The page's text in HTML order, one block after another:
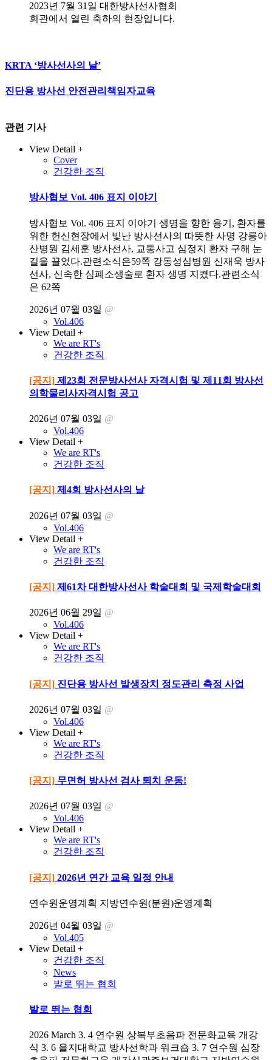
2023년 7월 31일 대한방사선사협회
회관에서 열린 축하의 현장입니다.
KRTA ‘방사선사의 날’
진단용 방사선 안전관리책임자교육
관련 기사
View Detail +
Cover
건강한 조직
방사협보 Vol. 406 표지 이야기
방사협보 Vol. 406 표지 이야기 생명을 향한 용기, 환자를
위한 헌신현장에서 빛난 방사선사의 따뜻한 사명 강릉아
산병원 김세훈 방사선사, 교통사고 심정지 환자 구해 눈
길을 끌었다.관련소식은59쪽 강동성심병원 신재욱 방사
선사, 신속한 심폐소생술로 환자 생명 지켰다.관련소식
은 62쪽
2026년 07월 03일 @
Vol.406
View Detail +
We are RT's
건강한 조직
[공지] 제23회 전문방사선사 자격시험 및 제11회 방사선
의학물리사자격시험 공고
2026년 07월 03일 @
Vol.406
View Detail +
We are RT's
건강한 조직
[공지] 제4회 방사선사의 날
2026년 07월 03일 @
Vol.406
View Detail +
We are RT's
건강한 조직
[공지] 제61차 대한방사선사 학술대회 및 국제학술대회
2026년 06월 29일 @
Vol.406
View Detail +
We are RT's
건강한 조직
[공지] 진단용 방사선 발생장치 정도관리 측정 사업
2026년 07월 03일 @
Vol.406
View Detail +
We are RT's
건강한 조직
[공지] 무면허 방사선 검사 퇴치 운동!
2026년 07월 03일 @
Vol.406
View Detail +
We are RT's
건강한 조직
[공지] 2026년 연간 교육 일정 안내
연수원운영계획 지방연수원(분원)운영계획
2026년 04월 03일 @
Vol.405
View Detail +
건강한 조직
News
발로 뛰는 협회
발로 뛰는 협회
2026 March 3. 4 연수원 상복부초음파 전문화교육 개강
식 3. 6 을지대학교 방사선학과 워크숍 3. 7 연수원 심장